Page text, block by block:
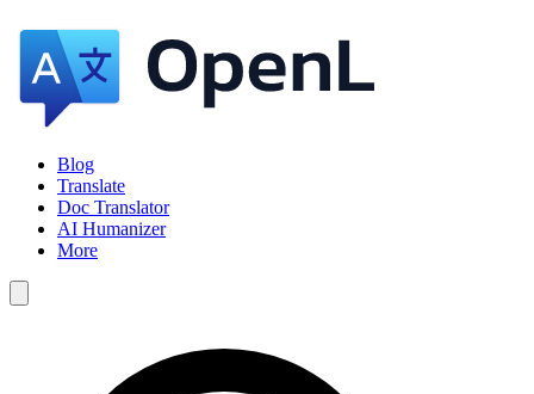
Blog
Translate
Doc Translator
AI Humanizer
More